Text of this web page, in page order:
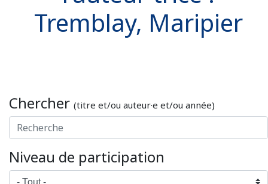
Tremblay, Maripier
Chercher (titre et/ou auteur·e et/ou année)
Niveau de participation